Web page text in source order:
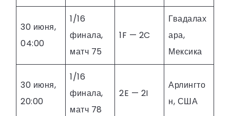
30 июня,
04:00
1/16
финала,
матч 75
1F — 2C
Гвадалах
ара,
Мексика
30 июня,
20:00
1/16
финала,
матч 78
2E — 2I
Арлингто
н, США